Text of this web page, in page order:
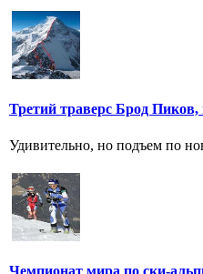
Третий траверс Брод
Удивительно, но подъем по